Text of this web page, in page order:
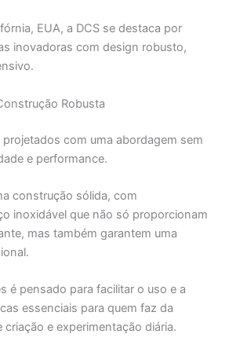
EUA, a DCS se destaca por
inovadoras com design robusto,
Robusta
com uma abordagem sem
e performance.
construção sólida, com
inoxidável que não só proporcionam
mas também garantem uma
é pensado para facilitar o uso e a
essenciais para quem faz da
criação e experimentação diária.